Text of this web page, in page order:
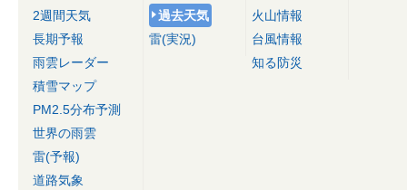
2週間天気
長期予報
雨雲レーダー
積雪マップ
PM2.5分布予測
世界の雨雲
雷(予報)
道路気象
過去天気
雷(実況)
火山情報
台風情報
知る防災